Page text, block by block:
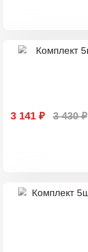
3 141 ₽ 3 430 ₽